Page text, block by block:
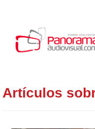
Artículos